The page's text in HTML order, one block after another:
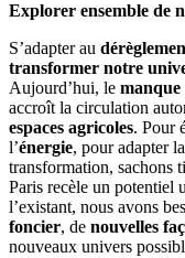
Explorer ensemble de
S’adapter au
transformer notre
Aujourd’hui, le manque
accroît la circulation
espaces agricoles. Pour
l’énergie, pour adapter
transformation, sachons
Paris recèle un potentiel
l’existant, nous avons
foncier, de nouvelles
nouveaux univers